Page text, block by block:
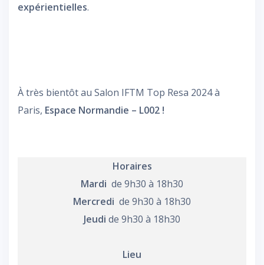
expérientielles.
À très bientôt au Salon IFTM Top Resa 2024 à
Paris, Espace Normandie – L002 !
Horaires
Mardi de 9h30 à 18h30
Mercredi de 9h30 à 18h30
Jeudi de 9h30 à 18h30
Lieu